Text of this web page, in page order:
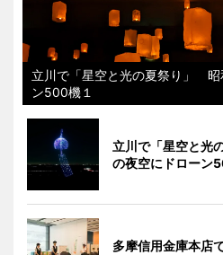
立川で「星空と光の夏祭り」 昭
ン500機１
立川で「星空と光
の夜空にドローン
多摩信用金庫本